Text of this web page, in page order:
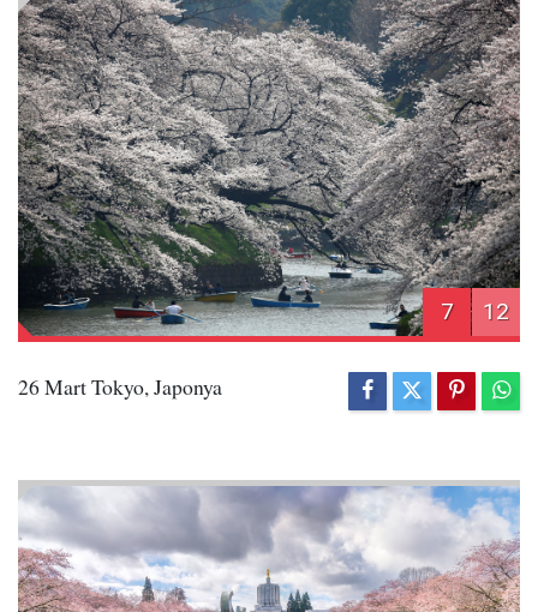
7 12
26 Mart Tokyo, Japonya